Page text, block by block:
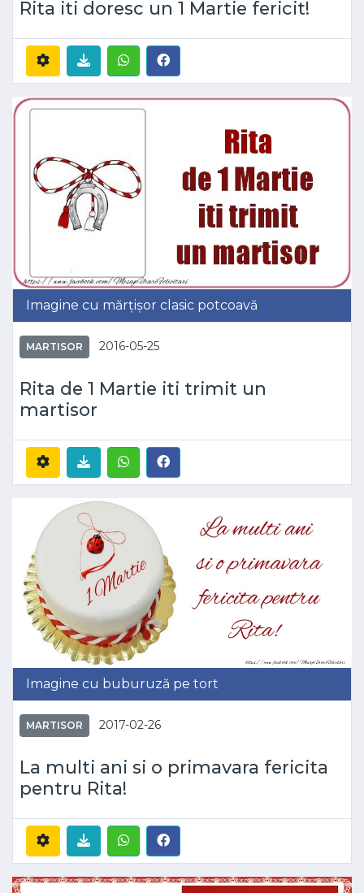
Rita iti doresc un 1 Martie fericit!
Imagine cu mărțișor clasic potcoavă
MARTISOR 2016-05-25
Rita de 1 Martie iti trimit un
martisor
Imagine cu buburuză pe tort
MARTISOR 2017-02-26
La multi ani si o primavara fericita
pentru Rita!